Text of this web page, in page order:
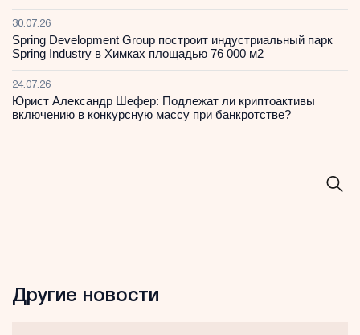
30.07.26
Spring Development Group построит индустриальный парк
Spring Industry в Химках площадью 76 000 м2
24.07.26
Юрист Александр Шефер: Подлежат ли криптоактивы
включению в конкурсную массу при банкротстве?
Другие новости